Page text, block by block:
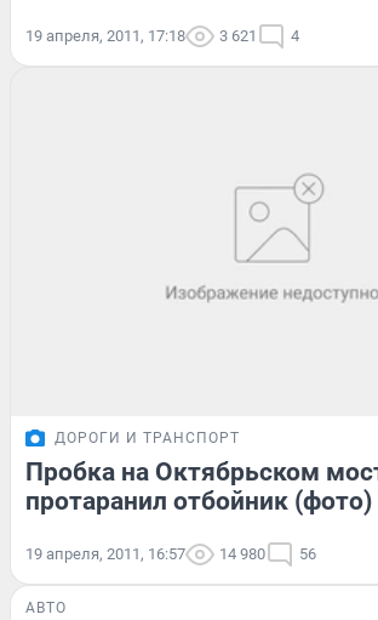
19 апреля, 2011, 17:18 3 621 4
ДОРОГИ И ТРАНСПОРТ
Пробка на Октябрьском
протаранил отбойник (фото)
19 апреля, 2011, 16:57 14 980 56
АВТО